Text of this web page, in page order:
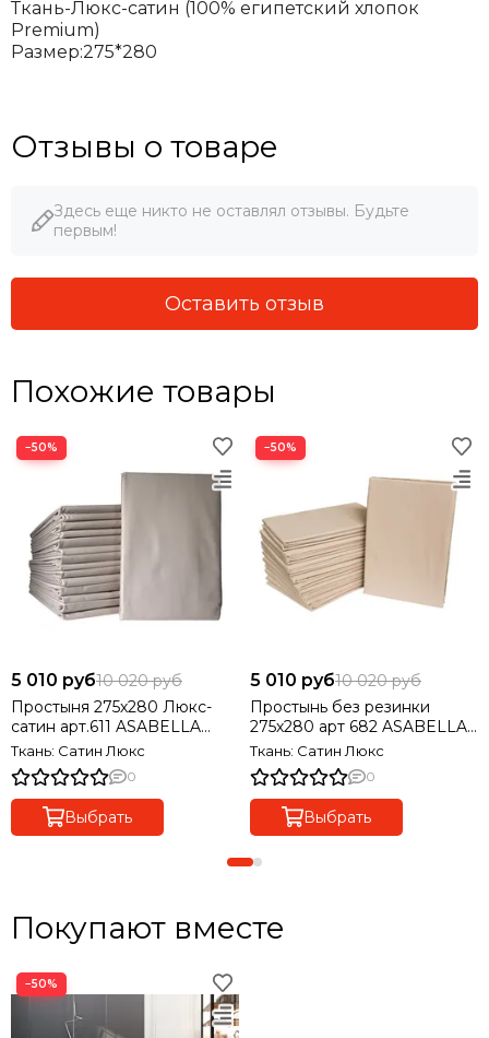
Ткань-Люкс-сатин (100% египетский хлопок
Premium)
Размер:275*280
Отзывы о товаре
Здесь еще никто не оставлял отзывы. Будьте
первым!
Оставить отзыв
Похожие товары
−50%
5 010 руб10 020 руб
Простыня 275х280 Люкс-
сатин арт.611 ASABELLA
Италия.
Ткань: Сатин Люкс
0
Выбрать
−50%
5 010 руб10 020 руб
Простынь без резинки
275х280 арт 682 ASABELLA
Италия
Ткань: Сатин Люкс
0
Выбрать
Покупают вместе
−50%